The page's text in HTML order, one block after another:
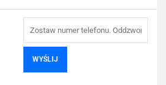
WYŚLIJ